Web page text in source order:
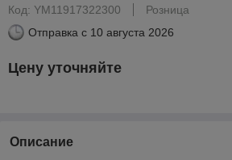
Код: YM11917322300
Розница
Отправка с 10 августа 2026
Цену уточняйте
Описание